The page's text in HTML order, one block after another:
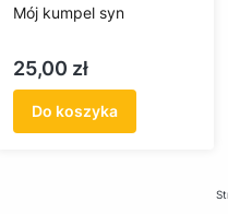
Mój kumpel syn
Cena
25,00 zł
Do koszyka